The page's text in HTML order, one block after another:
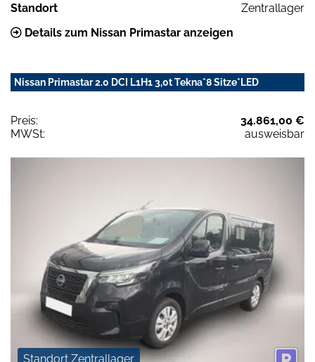
Standort
Zentrallager
Details zum Nissan Primastar anzeigen
Nissan Primastar 2.0 DCI L1H1 3,0t Tekna*8 Sitze*LED
Preis:
34.861,00 €
MWSt:
ausweisbar
Standort Zentrallager